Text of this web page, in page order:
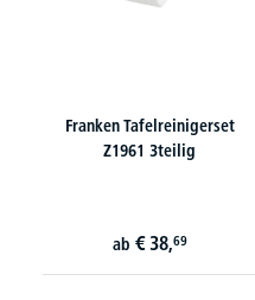
Franken Tafelreinigerset
Z1961 3teilig
ab € 38,69